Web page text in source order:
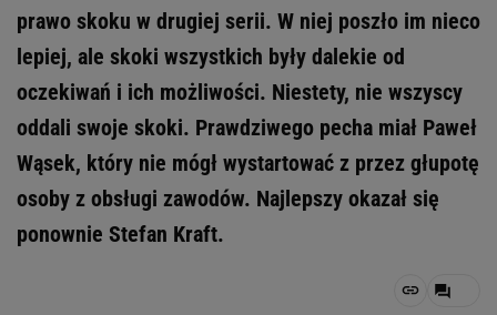
prawo skoku w drugiej serii. W niej poszło im nieco
lepiej, ale skoki wszystkich były dalekie od
oczekiwań i ich możliwości. Niestety, nie wszyscy
oddali swoje skoki. Prawdziwego pecha miał Paweł
Wąsek, który nie mógł wystartować z przez głupotę
osoby z obsługi zawodów. Najlepszy okazał się
ponownie Stefan Kraft.